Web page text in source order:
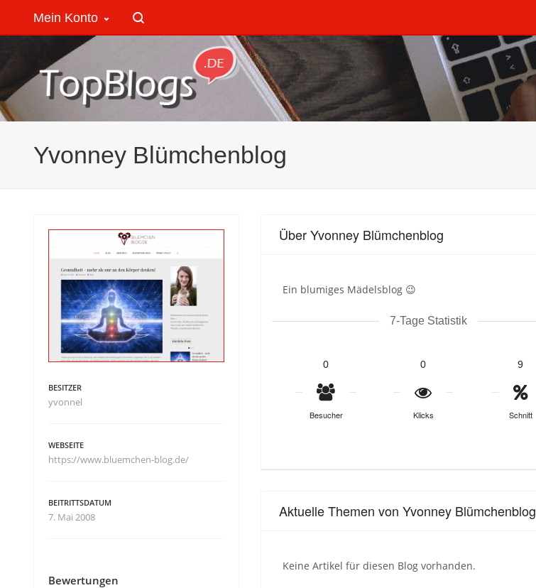
Mein Konto
Yvonney Blümchenblog
Über Yvonney Blümchenblog
Ein blumiges Mädelsblog 😉
7-Tage Statistik
0
Besucher
0
Klicks
9
Schnitt
Aktuelle Themen von Yvonney Blümchenblog
Keine Artikel für diesen Blog vorhanden.
BESITZER
yvonnel
WEBSEITE
https://www.bluemchen-blog.de/
BEITRITTSDATUM
7. Mai 2008
Bewertungen